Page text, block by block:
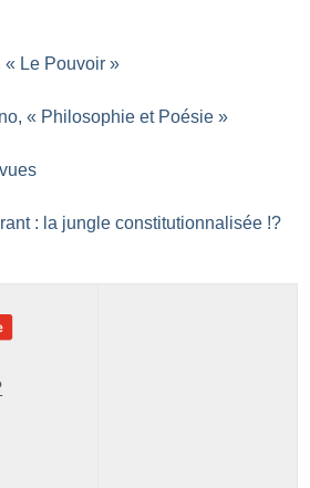
« Le Pouvoir »
« Philosophie et Poésie »
: la jungle constitutionnalisée !?